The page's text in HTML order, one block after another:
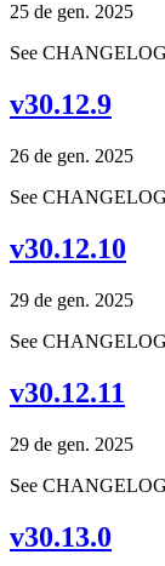
25 de gen. 2025
See
v30.12.9
26 de gen. 2025
See
v30.12.10
29 de gen. 2025
See
v30.12.11
29 de gen. 2025
See
v30.13.0